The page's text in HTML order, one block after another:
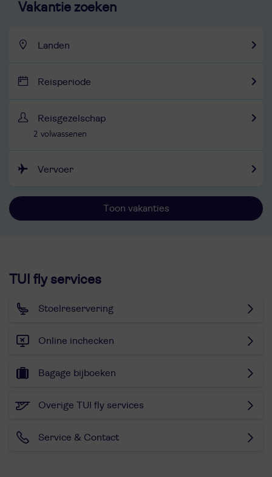
Vakantie zoeken
Landen
Reisperiode
Reisgezelschap
2 volwassenen
Vervoer
Toon vakanties
TUI fly services
Stoelreservering
Online inchecken
Bagage bijboeken
Overige TUI fly services
Service & Contact